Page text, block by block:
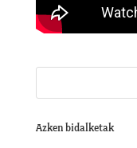
Azken bidalketak